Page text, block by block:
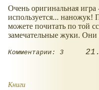
Очень оригинальная игра
используется... наножук!
можете почитать по той
замечательные жуки.
Комментарии: 3
Книги